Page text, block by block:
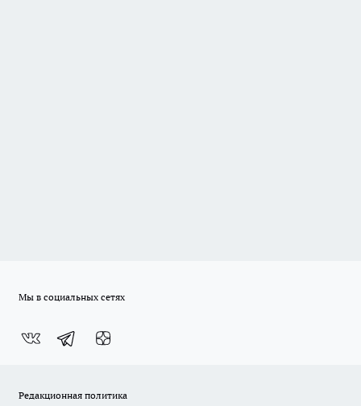
Мы в социальных сетях
Редакционная политика